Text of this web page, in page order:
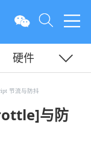
硬件
节流与防抖
与防